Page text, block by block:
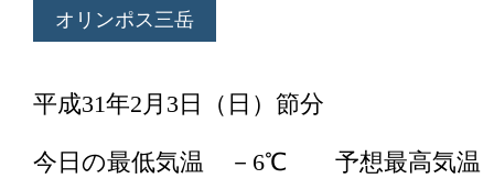
オリンポス三岳
平成31年2月3日（日）節分
今日の最低気温 －6℃ 予想最高